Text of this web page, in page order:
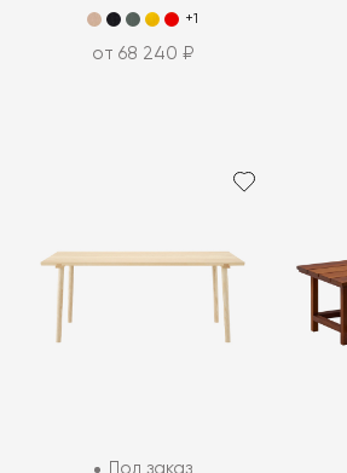
+1
от 68 240 ₽
Под заказ